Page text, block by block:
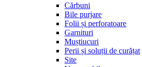
Cărbuni
Bile purjare
Folii și perforatoare
Garnituri
Muștiucuri
Perii și soluții de curățat
Site